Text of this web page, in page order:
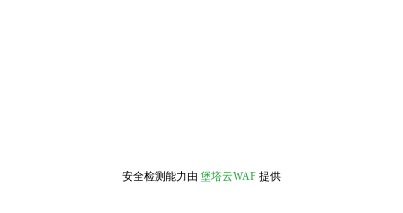
安全检测能力由 堡塔云WAF 提供